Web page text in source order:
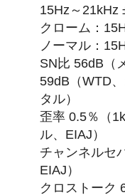
15Hz～21kHz
クローム：
ノーマル：
SN比 56dB（
59dB（WTD
タル）
歪率 0.5％（
ル、EIAJ）
チャンネルセ
EIAJ）
クロストーク